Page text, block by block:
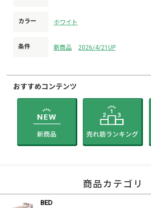
カラー ホワイト
条件 新商品 2026/4/21UP
おすすめコンテンツ
商品カテゴリ
BED